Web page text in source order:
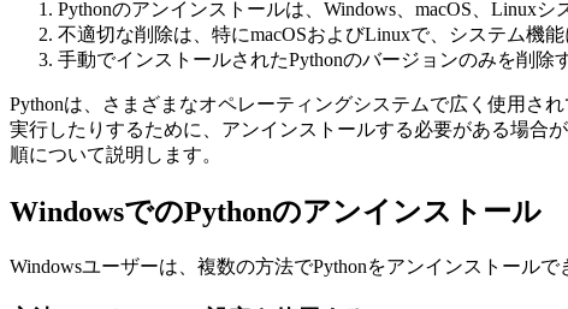
Pythonのアンインストールは、Windows、macOS、Linuxシ
不適切な削除は、特にmacOSおよびLinuxで、システム機
手動でインストールされたPythonのバージョンのみを削除
Pythonは、さまざまなオペレーティングシステムで広く使用さ
実行したりするために、アンインストールする必要がある場合
順について説明します。
WindowsでのPythonのアンインストール
Windowsユーザーは、複数の方法でPythonをアンインストールで